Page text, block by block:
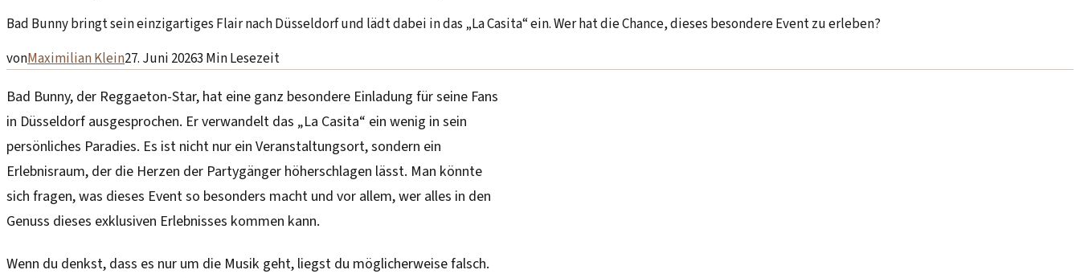
Bad Bunny bringt sein einzigartiges Flair nach Düsseldorf und lädt dabei in das „La Casita“ ein. Wer hat die Chance, dieses besondere Event zu erleben?
vonMaximilian Klein27. Juni 20263 Min Lesezeit
Bad Bunny, der Reggaeton-Star, hat eine ganz besondere Einladung für seine Fans
in Düsseldorf ausgesprochen. Er verwandelt das „La Casita“ ein wenig in sein
persönliches Paradies. Es ist nicht nur ein Veranstaltungsort, sondern ein
Erlebnisraum, der die Herzen der Partygänger höherschlagen lässt. Man könnte
sich fragen, was dieses Event so besonders macht und vor allem, wer alles in den
Genuss dieses exklusiven Erlebnisses kommen kann.
Wenn du denkst, dass es nur um die Musik geht, liegst du möglicherweise falsch.